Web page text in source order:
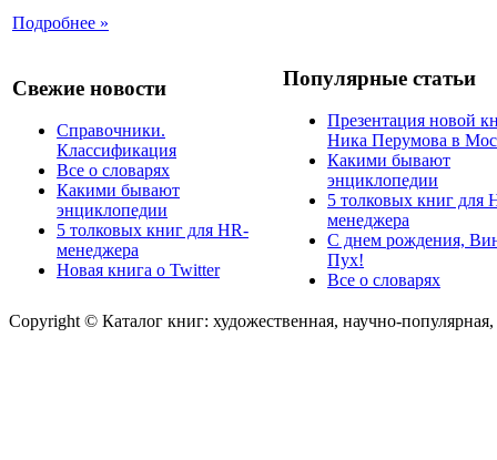
Подробнее »
Свежие новости
Справочники.
Классификация
Все о словарях
Какими бывают
энциклопедии
5 толковых книг для HR-
менеджера
Новая книга о Twitter
Популярные статьи
Презентация новой
Ника Перумова в
Какими бывают
энциклопедии
5 толковых книг для
менеджера
С днем рождения,
Пух!
Все о словарях
Copyright © Каталог книг: художественная, научно-